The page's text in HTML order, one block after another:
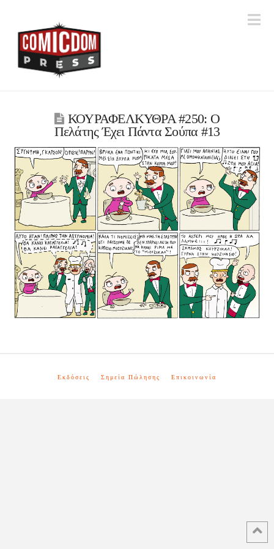
ΚΟΥΡΑΦΕΛΚΥΘΡΑ #250: Ο
Πελάτης Έχει Πάντα Σούπα #13
Εκδόσεις Σημεία Πώλησης Επικοινωνία